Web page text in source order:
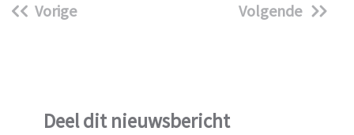
Vorige Volgende
Deel dit nieuwsbericht